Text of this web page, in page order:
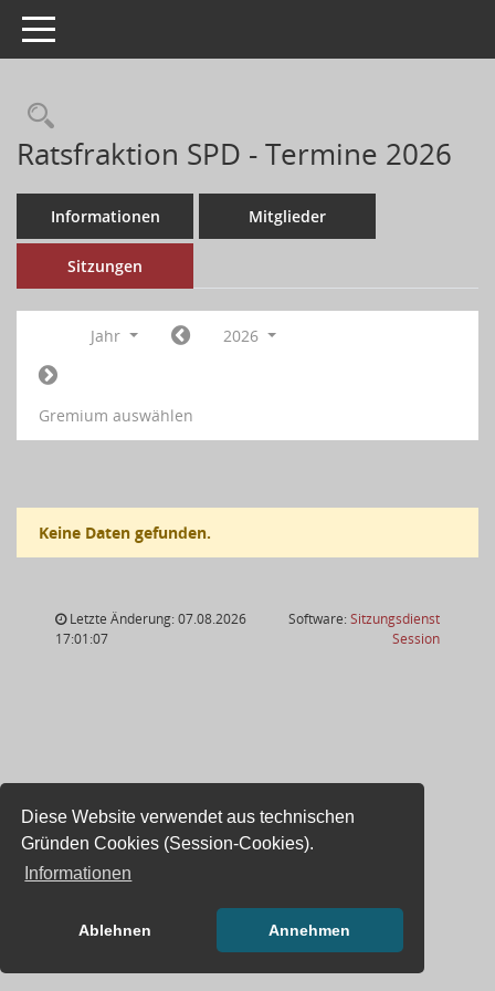
Diese Website verwendet aus technischen
Gründen Cookies (Session-Cookies).
Informationen
Ablehnen Annehmen
Toggle navigation
Ratsfraktion SPD - Termine 2026
Informationen Mitglieder
Sitzungen
Jahr 2026
Gremium auswählen
Keine Daten gefunden.
Letzte Änderung: 07.08.2026
17:01:07
Software:Sitzungsdienst
Session(Wird in